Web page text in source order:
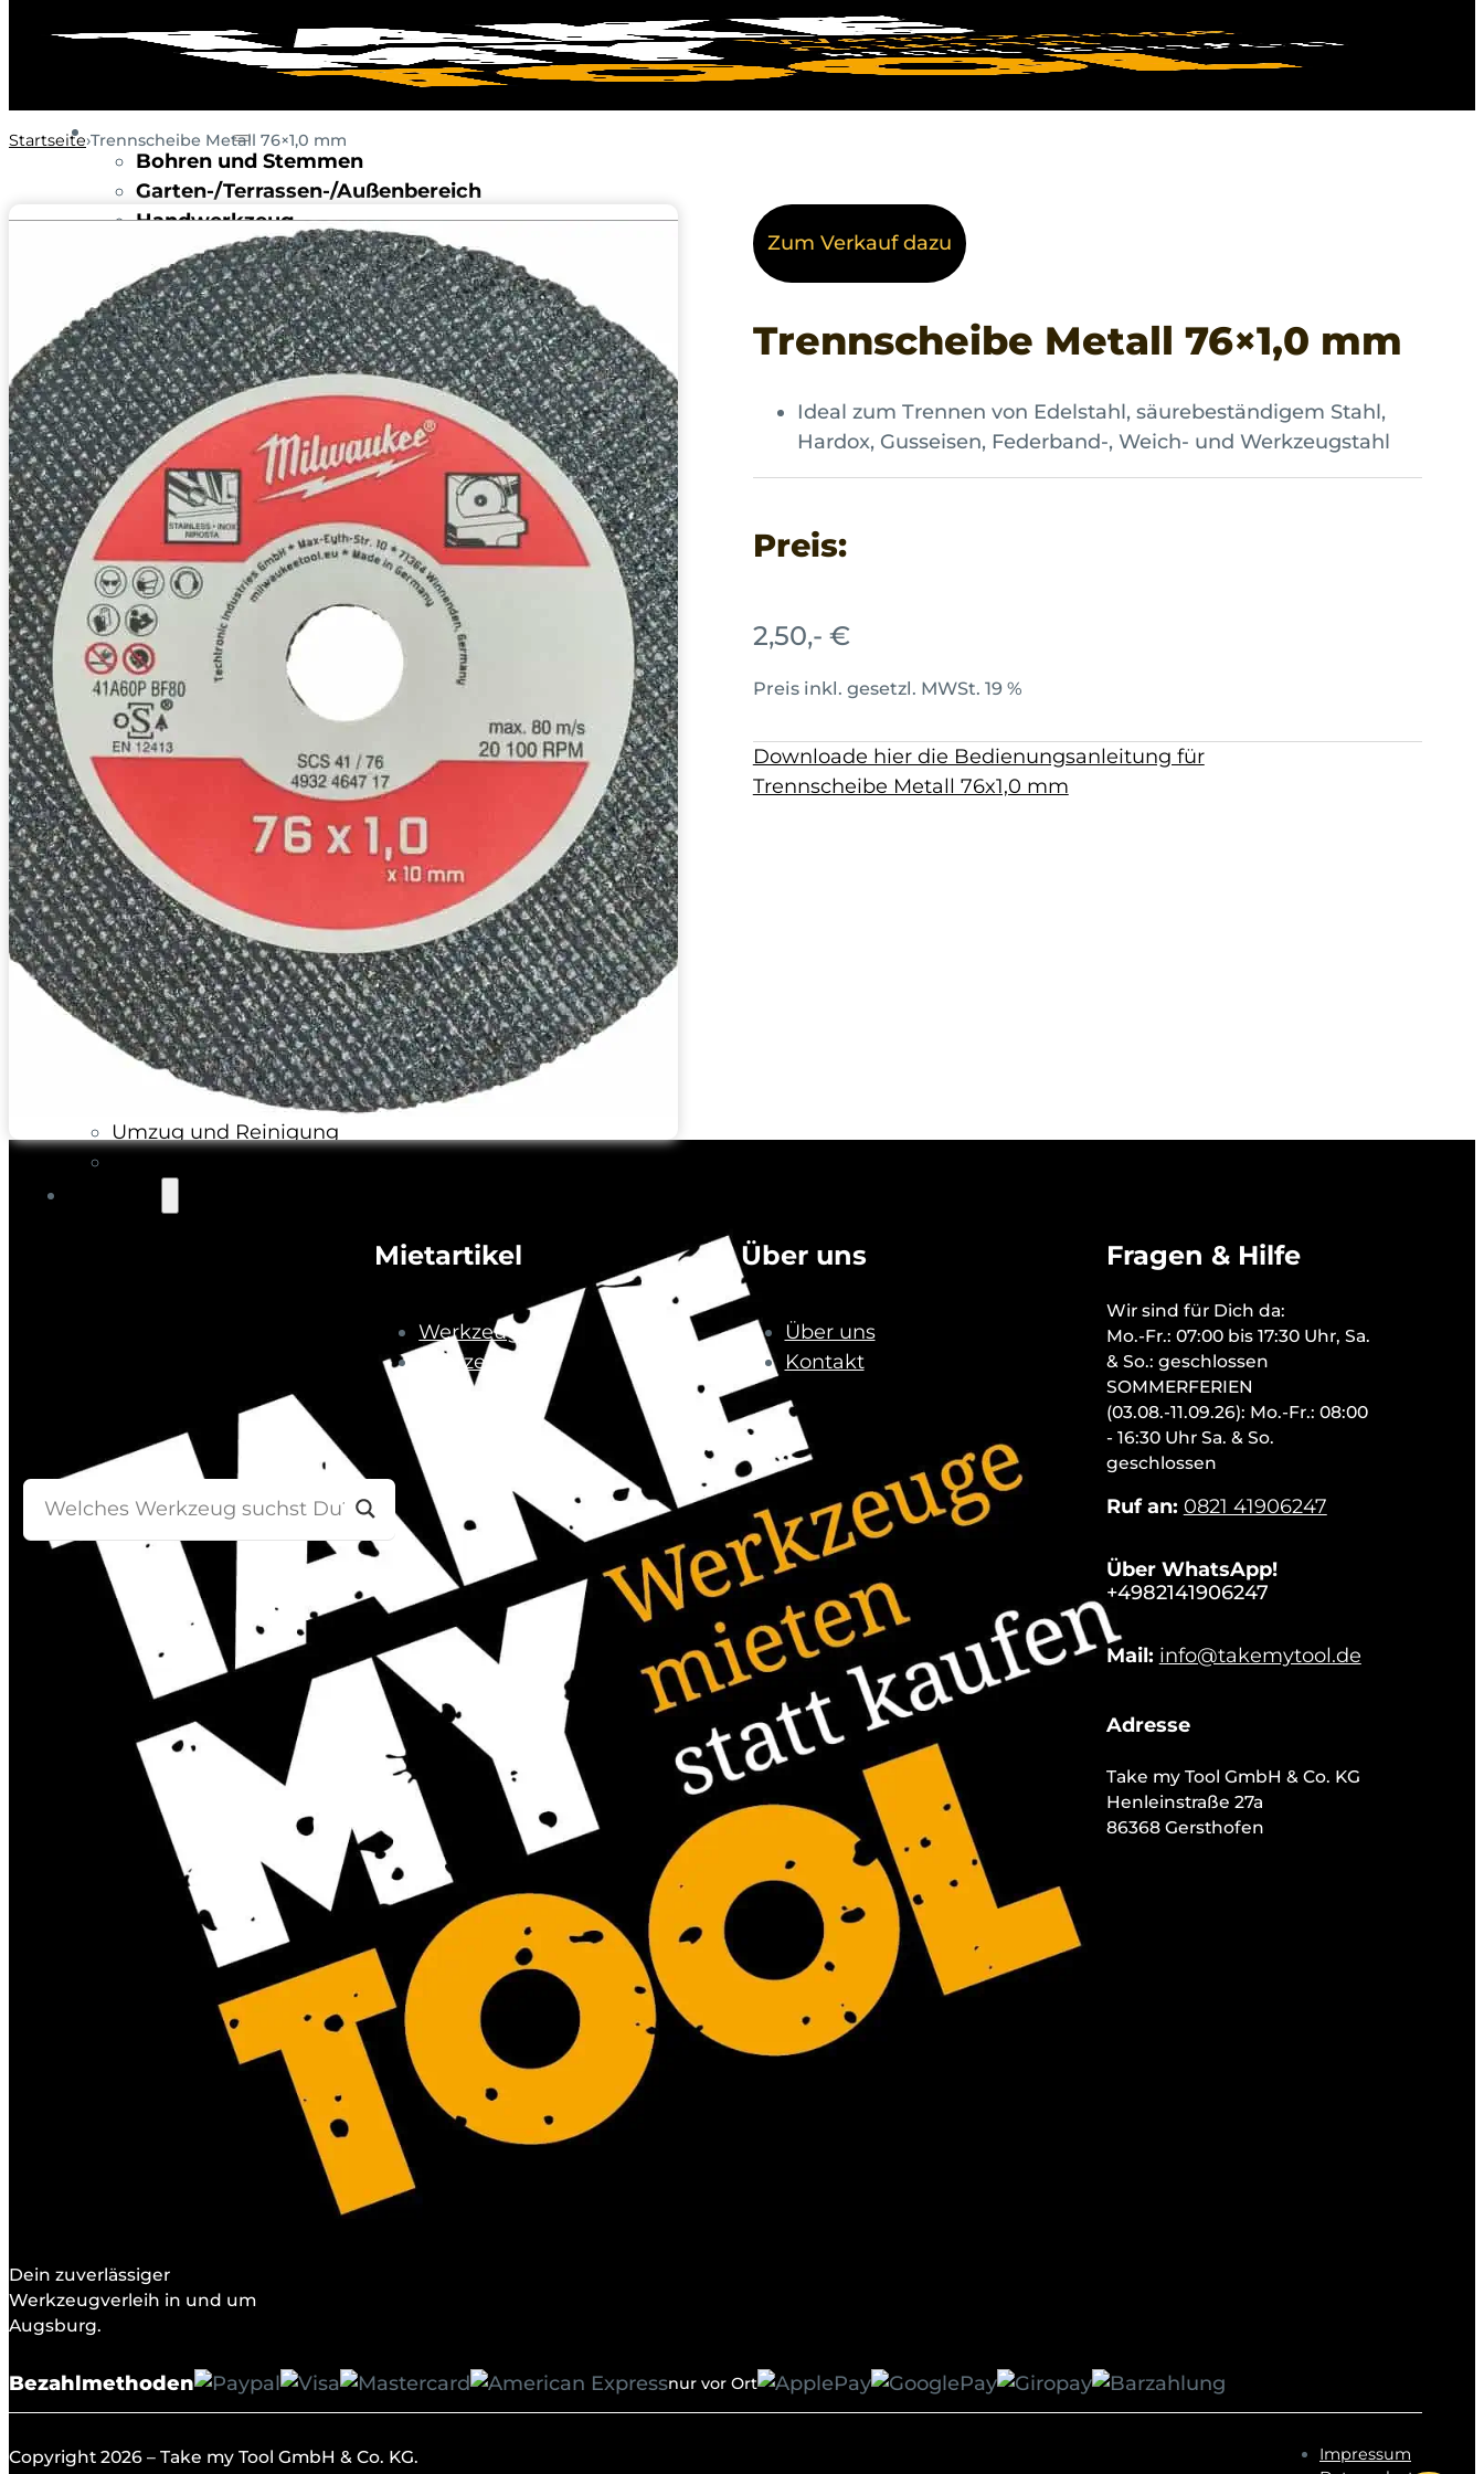
WERKZEUGE
Bohren und Stemmen
Garten-/Terrassen-/Außenbereich
Handwerkzeug
Holzbearbeitung
KFZ-Bereich
Rohbau/Ausbau/Renovieren
Stein-/Beton-/Pflasterarbeiten
Leitern/Böcke/Gerüste/Hebebühnen
Messwerkzeuge und Beleuchtung
Umzug und Reinigung
Unwetter
BAUSTELLE
Baustellenabsicherung
Bagger
FAHRZEUGE
Anhänger
Transporter
Bagger
RATGEBER
KONTAKT
Werkzeuge
Bohren und Stemmen
Garten-/Terrassen-/Außenbereich
Handwerkzeug
Holzbearbeitung
KFZ-Bereich
Rohbau/Ausbau/Renovieren
Stein-/Beton-/Pflasterarbeiten
Leitern/Böcke/Gerüste/Hebebühnen
Messwerkzeuge und Beleuchtung
Umzug und Reinigung
Kontakt
Startseite Trennscheibe Metall 76×1,0 mm
Zum Verkauf dazu
Trennscheibe Metall 76×1,0 mm
Ideal zum Trennen von Edelstahl, säurebeständigem Stahl,
Hardox, Gusseisen, Federband-, Weich- und Werkzeugstahl
Preis:
2,50,- €
Preis inkl. gesetzl. MWSt. 19 %
Downloade hier die Bedienungsanleitung für
Trennscheibe Metall 76x1,0 mm
Dein zuverlässiger
Werkzeugverleih in und um
Augsburg.
Mietartikel
Werkzeuge
Fahrzeuge
Über uns
Über uns
Kontakt
Fragen & Hilfe
Wir sind für Dich da:
Mo.-Fr.: 07:00 bis 17:30 Uhr, Sa.
& So.: geschlossen
SOMMERFERIEN
(03.08.-11.09.26): Mo.-Fr.: 08:00
- 16:30 Uhr Sa. & So.
geschlossen
Ruf an: 0821 41906247
Über WhatsApp!
+4982141906247
Mail: info@takemytool.de
Adresse
Take my Tool GmbH & Co. KG
Henleinstraße 27a
86368 Gersthofen
Bezahlmethoden nur vor Ort
Copyright 2026 – Take my Tool GmbH & Co. KG.
Impressum